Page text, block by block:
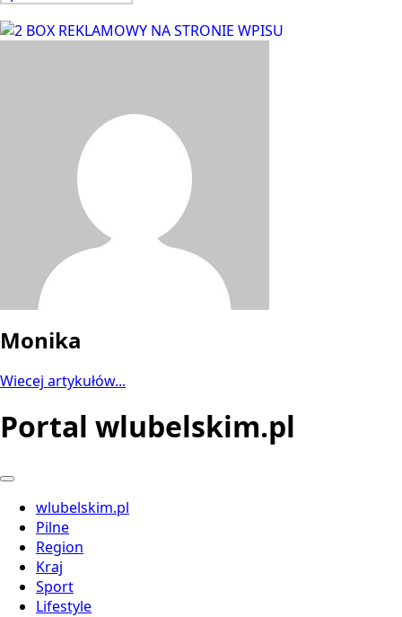
Monika
Wiecej artykułów...
Portal wlubelskim.pl
wlubelskim.pl
Pilne
Region
Kraj
Sport
Lifestyle